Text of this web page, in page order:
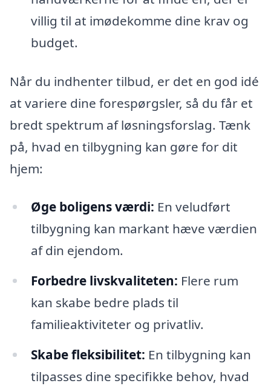
villig til at imødekomme dine krav og
budget.
Når du indhenter tilbud, er det en god idé
at variere dine forespørgsler, så du får et
bredt spektrum af løsningsforslag. Tænk
på, hvad en tilbygning kan gøre for dit
hjem:
Øge boligens værdi: En veludført
tilbygning kan markant hæve værdien
af din ejendom.
Forbedre livskvaliteten: Flere rum
kan skabe bedre plads til
familieaktiviteter og privatliv.
Skabe fleksibilitet: En tilbygning kan
tilpasses dine specifikke behov, hvad